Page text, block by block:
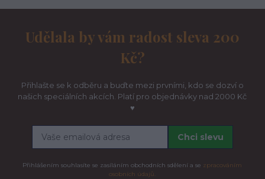
Udělala by vám radost sleva 200
Kč?
Přihlašte se k odběru a buďte mezi prvními, kdo se dozví o
našich speciálních akcích. Platí pro objednávky nad 2000 Kč
♥
Chci slevu
Přihlášením souhlasíte se zasíláním obchodních sdělení a se zpracováním
osobních údajů.